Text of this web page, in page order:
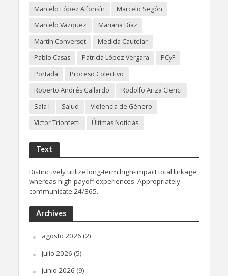
Marcelo López Alfonsín
Marcelo Segón
Marcelo Vázquez
Mariana Díaz
Martín Converset
Medida Cautelar
Pablo Casas
Patricia López Vergara
PCyF
Portada
Proceso Colectivo
Roberto Andrés Gallardo
Rodolfo Ariza Clerici
Sala I
Salud
Violencia de Género
Víctor Trionfetti
Últimas Noticias
Text
Distinctively utilize long-term high-impact total linkage
whereas high-payoff experiences. Appropriately
communicate 24/365.
Archives
agosto 2026 (2)
julio 2026 (5)
junio 2026 (9)